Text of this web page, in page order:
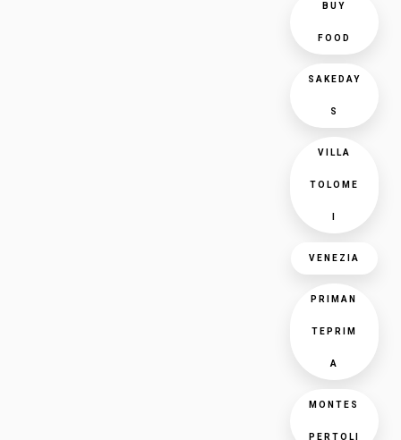
BUY
FOOD
SAKEDAY
S
VILLA
TOLOME
VENEZIA
PRIMAN
TEPRIM
A
MONTES
PERTOLI